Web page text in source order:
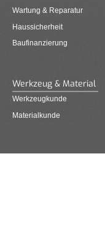
Wartung & Reparatur
Haussicherheit
Baufinanzierung
Werkzeug & Material
Werkzeugkunde
Materialkunde